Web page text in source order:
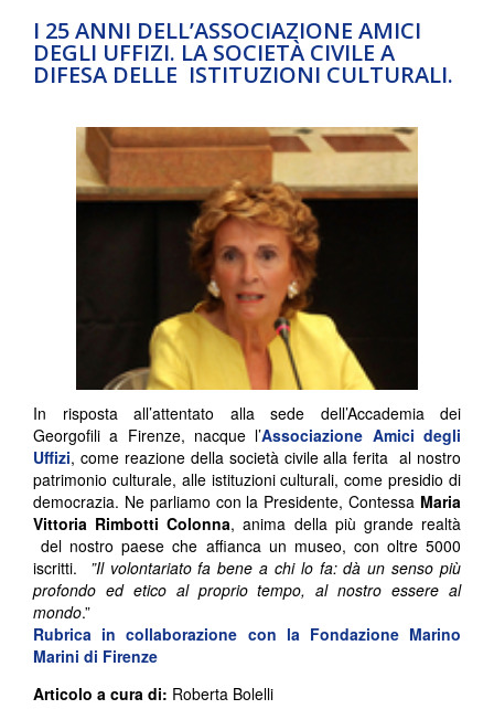
I 25 ANNI DELL’ASSOCIAZIONE AMICI
DEGLI UFFIZI. LA SOCIETÀ CIVILE A
DIFESA DELLE ISTITUZIONI CULTURALI.
In risposta all’attentato alla sede dell’Accademia dei
Georgofili a Firenze, nacque l’Associazione Amici degli
Uffizi, come reazione della società civile alla ferita al nostro
patrimonio culturale, alle istituzioni culturali, come presidio di
democrazia. Ne parliamo con la Presidente, Contessa Maria
Vittoria Rimbotti Colonna, anima della più grande realtà
del nostro paese che affianca un museo, con oltre 5000
iscritti.
”Il volontariato fa bene a chi lo fa: dà un senso più
profondo ed etico al proprio tempo, al nostro essere al
mondo.”
Rubrica in collaborazione con la Fondazione Marino
Marini di Firenze
Articolo a cura di: Roberta Bolelli